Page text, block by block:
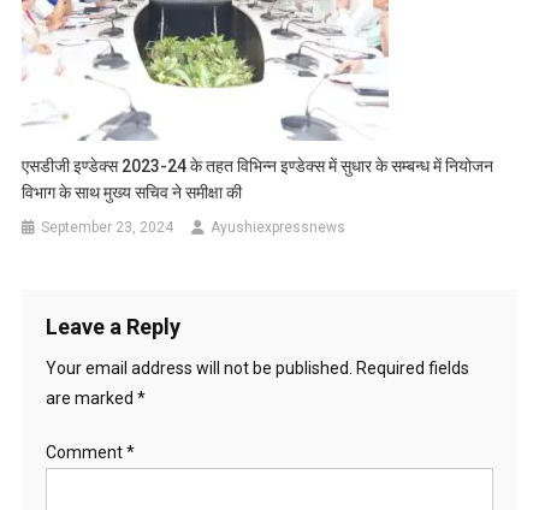
एसडीजी इण्डेक्स 2023-24 के तहत विभिन्न इण्डेक्स में सुधार के सम्बन्ध में नियोजन
विभाग के साथ मुख्य सचिव ने समीक्षा की
September 23, 2024 Ayushiexpressnews
Leave a Reply
Your email address will not be published.
Required fields
are marked *
Comment*